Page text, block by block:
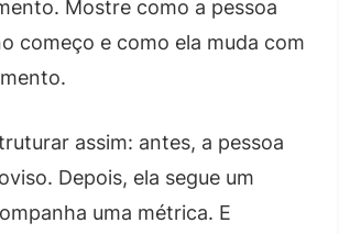
Mostre como a pessoa
começo e como ela muda com
assim: antes, a pessoa
Depois, ela segue um
uma métrica. E